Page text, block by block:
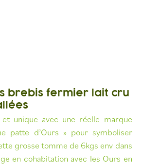
brebis fermier lait cru
unique avec une réelle marque
patte d’Ours » pour symboliser
grosse tomme de 6kgs env dans
en cohabitation avec les Ours en